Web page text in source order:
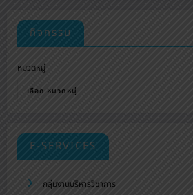
กิจกรรม
หมวดหมู่
E-SERVICES
กลุ่มงานบริหารวิชาการ